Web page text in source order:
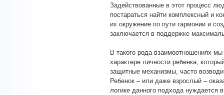
Задействованные в этот процесс
постараться найти комплексный и
их окружение по пути гармонии и
заключается в поддержке
В такого рода взаимоотношениях
характере личности ребенка,
защитные механизмы, часто
Ребенок – или даже взрослый –
логике данного подхода